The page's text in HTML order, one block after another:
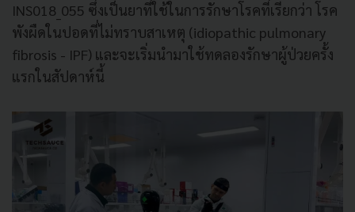
INS018_055 ซึ่งเป็นยาที่ใช้ในการรักษาโรคที่เรียกว่า โรค
พังผืดในปอดที่ไม่ทราบสาเหตุ (idiopathic pulmonary
fibrosis - IPF) และจะเริ่มนำมาใช้ทดลองรักษาผู้ป่วยครั้ง
แรกในสัปดาห์นี้